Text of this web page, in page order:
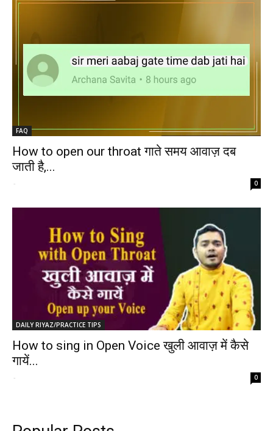
FAQ
How to open our throat गाते समय आवाज़ दब
जाती है,...
- 0
DAILY RIYAZ/PRACTICE TIPS
How to sing in Open Voice खुली आवाज़ में कैसे
गायें...
- 0